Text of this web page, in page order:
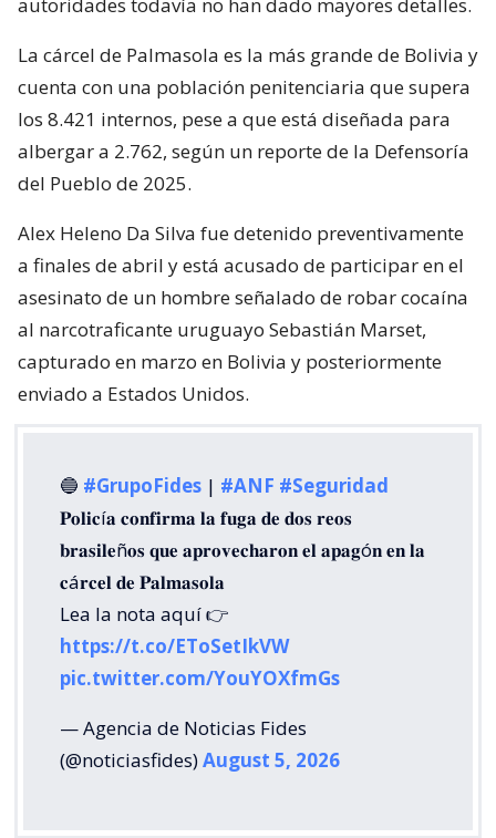
La cárcel de Palmasola es la más grande de Bolivia y
cuenta con una población penitenciaria que supera
los 8.421 internos, pese a que está diseñada para
albergar a 2.762, según un reporte de la Defensoría
del Pueblo de 2025.
Alex Heleno Da Silva fue detenido preventivamente
a finales de abril y está acusado de participar en el
asesinato de un hombre señalado de robar cocaína
al narcotraficante uruguayo Sebastián Marset,
capturado en marzo en Bolivia y posteriormente
enviado a Estados Unidos.
🔵 #GrupoFides | #ANF #Seguridad
𝐏𝐨𝐥𝐢𝐜í𝐚 𝐜𝐨𝐧𝐟𝐢𝐫𝐦𝐚 𝐥𝐚 𝐟𝐮𝐠𝐚 𝐝𝐞 𝐝𝐨𝐬 𝐫𝐞𝐨𝐬
𝐛𝐫𝐚𝐬𝐢𝐥𝐞ñ𝐨𝐬 𝐪𝐮𝐞 𝐚𝐩𝐫𝐨𝐯𝐞𝐜𝐡𝐚𝐫𝐨𝐧 𝐞𝐥 𝐚𝐩𝐚𝐠ó𝐧 𝐞𝐧 𝐥𝐚
𝐜á𝐫𝐜𝐞𝐥 𝐝𝐞 𝐏𝐚𝐥𝐦𝐚𝐬𝐨𝐥𝐚
Lea la nota aquí 👉
https://t.co/EToSetIkVW
pic.twitter.com/YouYOXfmGs
— Agencia de Noticias Fides
(@noticiasfides)August 5, 2026